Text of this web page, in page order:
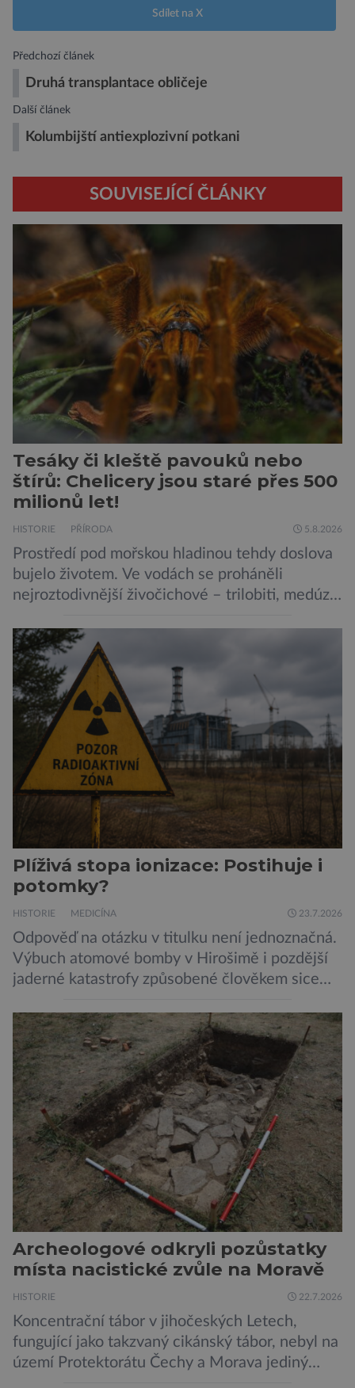
Sdílet na X
Předchozí článek
Druhá transplantace obličeje
Další článek
Kolumbijští antiexplozivní potkani
SOUVISEJÍCÍ ČLÁNKY
Tesáky či kleště pavouků nebo
štírů: Chelicery jsou staré přes 500
milionů let!
HISTORIE PŘÍRODA 5.8.2026
Prostředí pod mořskou hladinou tehdy doslova
bujelo životem. Ve vodách se proháněli
nejroztodivnější živočichové – trilobiti, medúzy
prazvláštní stonožce podobný tvor, který měl
zárodky zbraní typických pro dnešní pavouky.
Pavouci, štíři či klíšťata jsou členovci patřící do
skupiny klepítkatců. Vyznačují se takzvanými
chelicerami, které u nich představují právě […]
Plíživá stopa ionizace: Postihuje i
potomky?
HISTORIE MEDICÍNA 23.7.2026
Odpověď na otázku v titulku není jednoznačná.
Výbuch atomové bomby v Hirošimě i pozdější
jaderné katastrofy způsobené člověkem sice
slabší a dlouhodobé záření poškozuje DNA.
Přesto není stále zcela jasné, nakolik se mutace
vzniklé ozářením přenášejí na potomstvo. Před
pěti lety, těsně před 35. výročím výbuchu
Černobylské jaderné elektrárny, […]
Archeologové odkryli pozůstatky
místa nacistické zvůle na Moravě
HISTORIE 22.7.2026
Koncentrační tábor v jihočeských Letech,
fungující jako takzvaný cikánský tábor, nebyl na
území Protektorátu Čechy a Morava jediný